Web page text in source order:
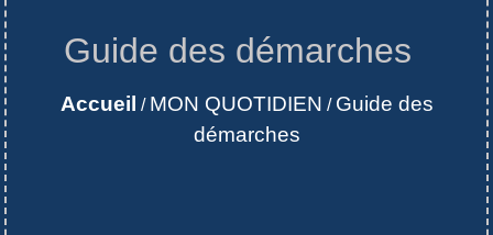
Guide des démarches
Accueil / MON QUOTIDIEN / Guide des
démarches